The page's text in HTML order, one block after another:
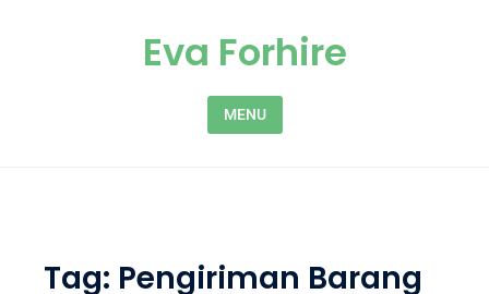
Eva Forhire
MENU
Tag: Pengiriman Barang